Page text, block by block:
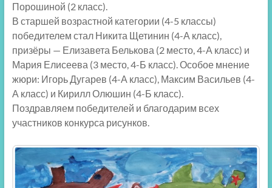
Порошиной (2 класс).
В старшей возрастной категории (4-5 классы)
победителем стал Никита Щетинин (4-А класс),
призёры — Елизавета Белькова (2 место, 4-А класс) и
Мария Елисеева (3 место, 4-Б класс). Особое мнение
жюри: Игорь Дугарев (4-А класс), Максим Васильев (4-
А класс) и Кирилл Олюшин (4-Б класс).
Поздравляем победителей и благодарим всех
участников конкурса рисунков.